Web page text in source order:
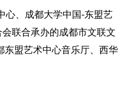
心、成都大学中国-东盟艺
联合承办的成都市文联文
东盟艺术中心音乐厅、西华